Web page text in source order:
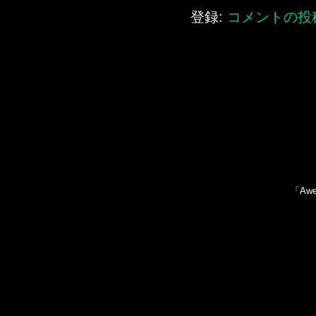
登録: コメントの
「